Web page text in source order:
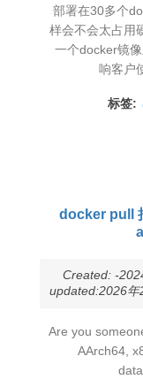
部署在30多个
样会不会太占用
一个docker镜
响客户
标签:
docker pull
Created: -
updated:2026年
Are you
AArch64,